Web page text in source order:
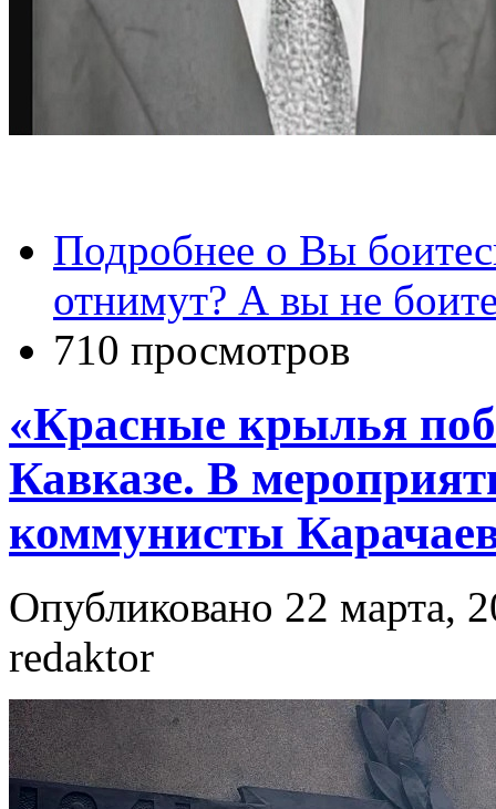
Подробнее о Вы
отнимут? А вы не
710 просмотров
«Красные крылья
Кавказе. В
коммунисты
Опубликовано 22 марта,
redaktor